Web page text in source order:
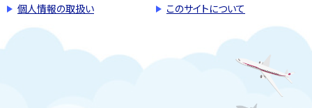
個人情報の取扱い
このサイトについて